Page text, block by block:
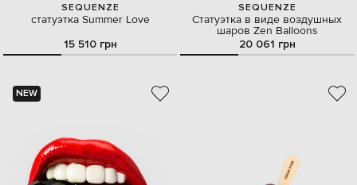
SEQUENZE
статуэтка Summer Love
15 510 грн
SEQUENZE
Статуэтка в виде воздушных
шаров Zen Balloons
20 061 грн
NEW